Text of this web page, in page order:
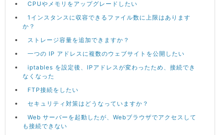
CPUやメモリをアップグレードしたい
1インスタンスに収容できるファイル数に上限はあります
か？
ストレージ容量を追加できますか？
一つの IP アドレスに複数のウェブサイトを公開したい
iptables を設定後、IPアドレスが変わったため、接続でき
なくなった
FTP接続をしたい
セキュリティ対策はどうなっていますか？
Web サーバーを起動したが、Webブラウザでアクセスして
も接続できない